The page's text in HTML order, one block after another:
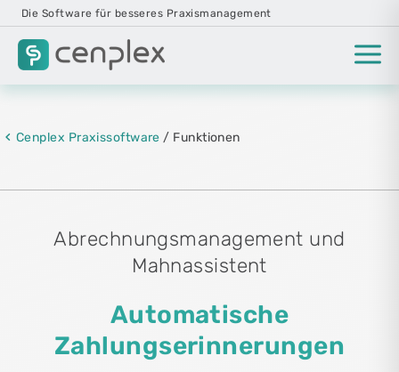
Die Software für besseres Praxismanagement
Cenplex Praxissoftware / Funktionen
Abrechnungsmanagement und
Mahnassistent
Automatische
Zahlungserinnerungen